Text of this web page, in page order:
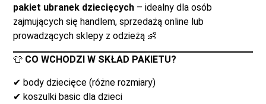
pakiet ubranek dziecięcych – idealny dla osób
zajmujących się handlem, sprzedażą online lub
prowadzących sklepy z odzieżą 👶
👕 CO WCHODZI W SKŁAD PAKIETU?
✔ body dziecięce (różne rozmiary)
✔ koszulki basic dla dzieci